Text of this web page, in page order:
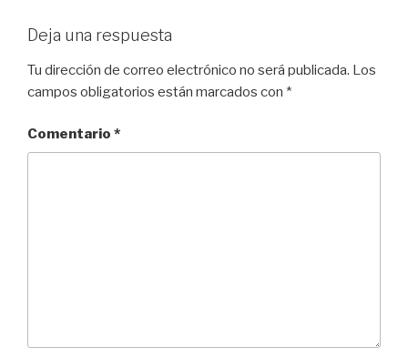
Deja una respuesta
Tu dirección de correo electrónico no será publicada. Los
campos obligatorios están marcados con *
Comentario *